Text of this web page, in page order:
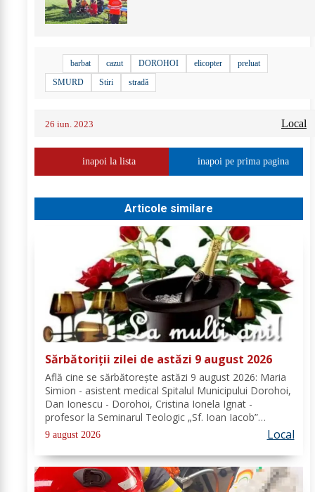
barbat cazut DOROHOI elicopter
preluat
SMURD
Stiri stradă
26 iun. 2023 Local
inapoi la lista inapoi pe prima pagina
Articole similare
Sărbătoriții zilei de astăzi 9 august 2026
Află cine se sărbătoreşte astăzi 9 august 2026: Maria
Simion - asistent medical Spitalul Municipului Dorohoi,
Dan Ionescu - Dorohoi, Cristina Ionela Ignat -
profesor la Seminarul Teologic „Sf. Ioan Iacob”
Dorohoi, Ana-Maria Ojog - profesor- consilier
educativ Școala Gimnazială Nr. 1 Dumeni, Mihai...
9 august 2026 Local